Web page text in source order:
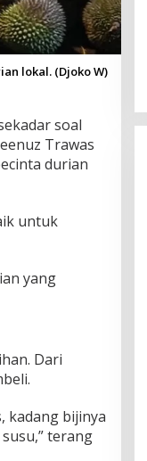
lokal. (Djoko W)
soal
Trawas
durian
untuk
yang
Dari
kadang bijinya
terang